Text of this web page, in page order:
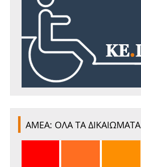
ΑΜΕΑ: ΟΛΑ ΤΑ ΔΙΚΑΙΩΜΑΤΑ